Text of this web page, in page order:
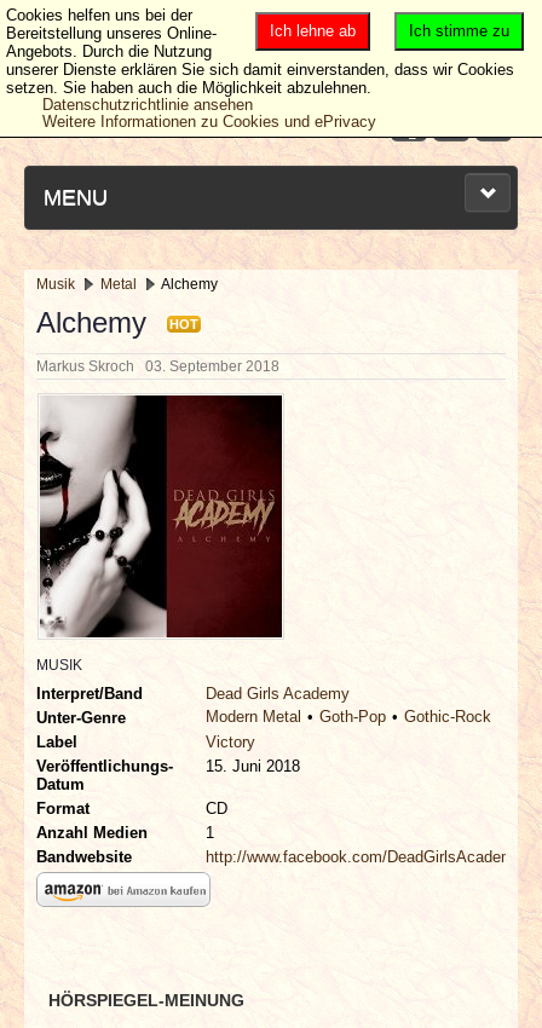
MENU
NEUESTE ARTIKEL
NEWS & DATES
BERICHTE
VERLOSUNGEN
INTERVIEWS
SPECIALS
REDAKTION
LINKS
ARCHIV
Musik Metal Alchemy
Alchemy HOT
Markus Skroch 03. September 2018
MUSIK
Interpret/Band
Dead Girls Academy
Unter-Genre
Modern Metal Goth-Pop
Gothic-Rock
Label
Victory
Veröffentlichungs-
Datum
15. Juni 2018
Format
CD
Anzahl Medien
1
Bandwebsite
http://www.facebook.com/DeadGirlsAcademy
HÖRSPIEGEL-MEINUNG
Ich stimme zu
Ich lehne ab
Cookies helfen uns bei der
Bereitstellung unseres Online-
Angebots. Durch die Nutzung
unserer Dienste erklären Sie sich damit einverstanden, dass wir Cookies
setzen. Sie haben auch die Möglichkeit abzulehnen.
Datenschutzrichtlinie ansehen
Weitere Informationen zu Cookies und ePrivacy